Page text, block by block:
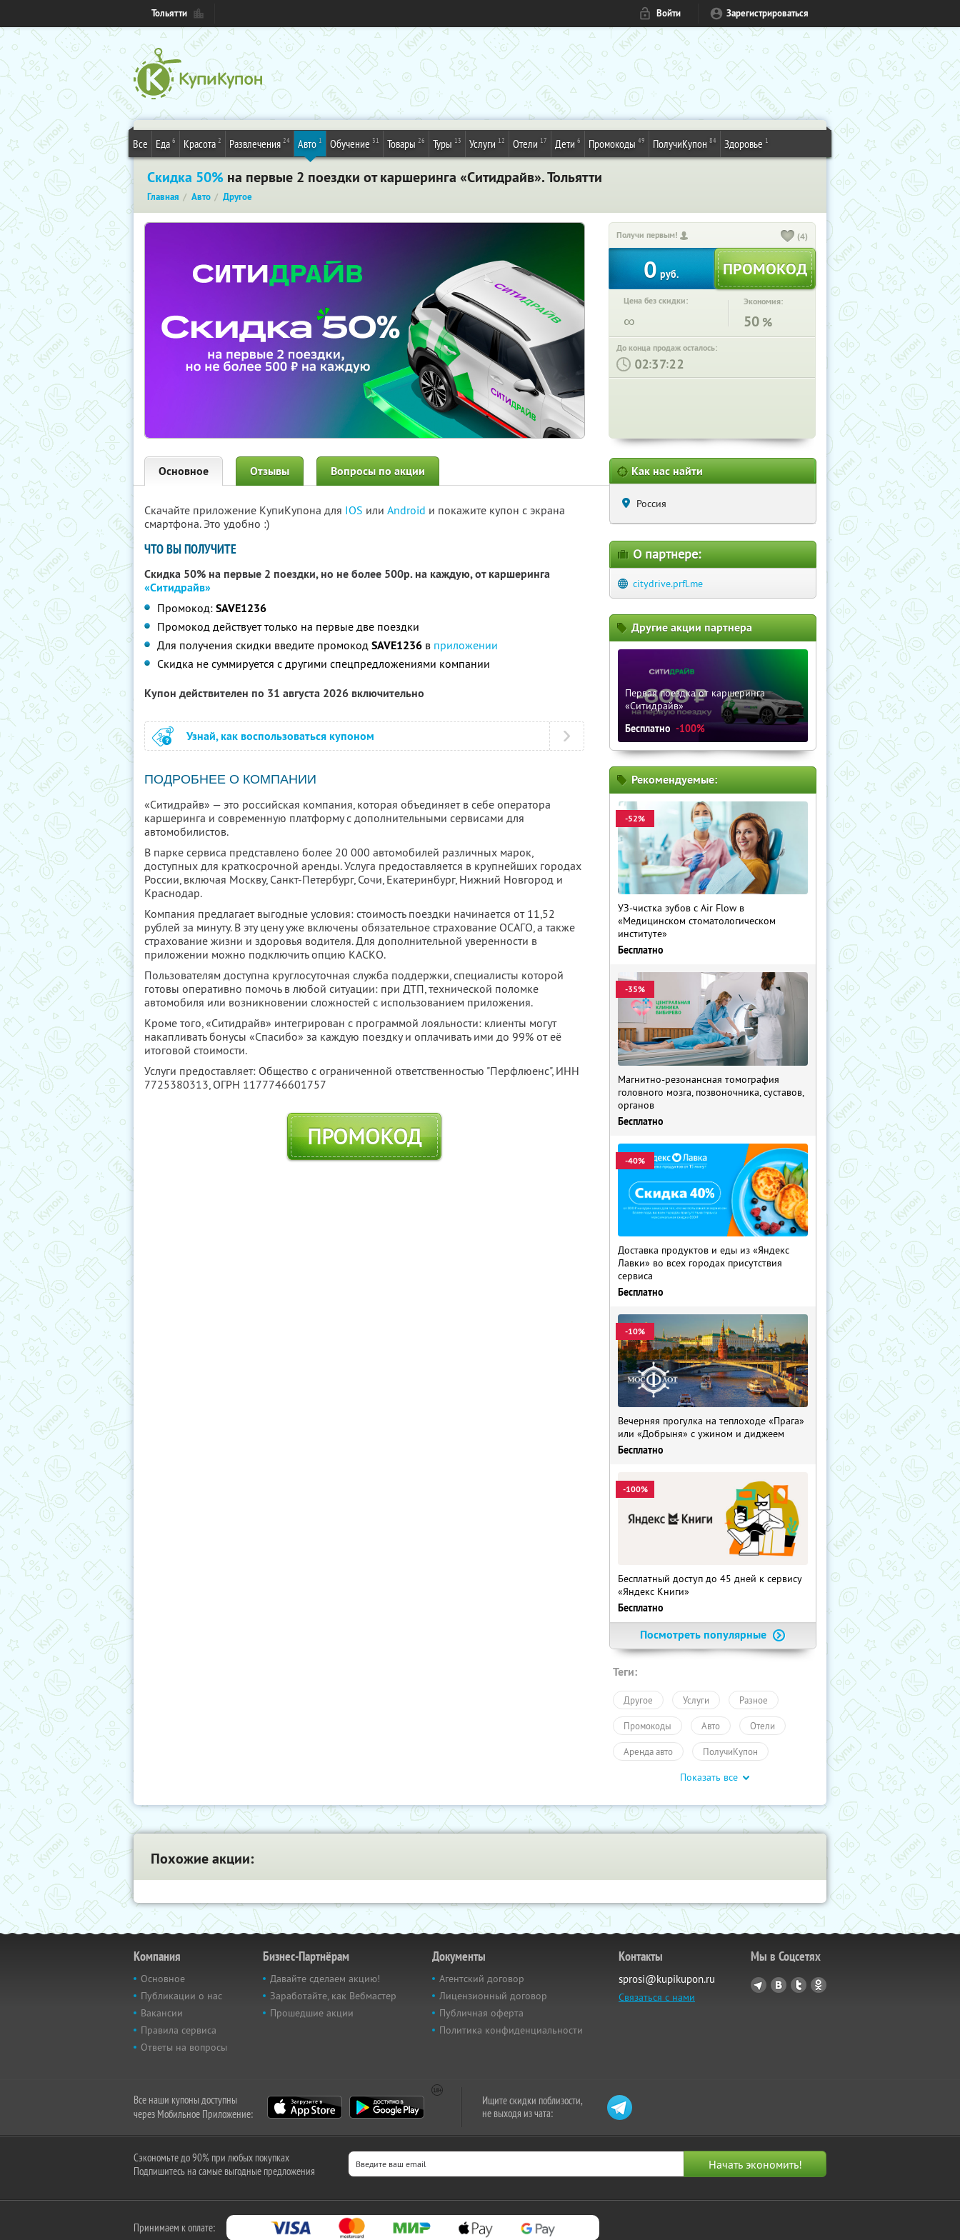
Тольятти Войти Зарегистрироваться
Все Еда 6 Красота 2 Развлечения 24 Авто 1 Обучение 31 Товары 26 Туры 13 Услуги 12 Отели 17 Дети 6 Промокоды 49 ПолучиКупон 84 Здоровье 1
Скидка 50% на первые 2 поездки от каршеринга «Ситидрайв». Тольятти
Главная Авто Другое
Получи первым! (4)
0 руб.
Цена без скидки:
∞
Экономия:
50 %
До конца продаж осталось:
: :
Основное Отзывы Вопросы по акции
Скачайте приложение КупиКупона для IOS или Android и покажите купон с экрана
смартфона. Это удобно :)
ЧТО ВЫ ПОЛУЧИТЕ
Скидка 50% на первые 2 поездки, но не более 500р. на каждую, от каршеринга
«Ситидрайв»
Промокод: SAVE1236
Промокод действует только на первые две поездки
Для получения скидки введите промокод SAVE1236 в приложении
Скидка не суммируется с другими спецпредложениями компании
Купон действителен по 31 августа 2026 включительно
Узнай, как воспользоваться купоном
ПОДРОБНЕЕ О КОМПАНИИ
«Ситидрайв» — это российская компания, которая объединяет в себе оператора
каршеринга и современную платформу с дополнительными сервисами для
автомобилистов.
В парке сервиса представлено более 20 000 автомобилей различных марок,
доступных для краткосрочной аренды. Услуга предоставляется в крупнейших городах
России, включая Москву, Санкт-Петербург, Сочи, Екатеринбург, Нижний Новгород и
Краснодар.
Компания предлагает выгодные условия: стоимость поездки начинается от 11,52
рублей за минуту. В эту цену уже включены обязательное страхование ОСАГО, а также
страхование жизни и здоровья водителя. Для дополнительной уверенности в
приложении можно подключить опцию КАСКО.
Пользователям доступна круглосуточная служба поддержки, специалисты которой
готовы оперативно помочь в любой ситуации: при ДТП, технической поломке
автомобиля или возникновении сложностей с использованием приложения.
Кроме того, «Ситидрайв» интегрирован с программой лояльности: клиенты могут
накапливать бонусы «Спасибо» за каждую поездку и оплачивать ими до 99% от её
итоговой стоимости.
Услуги предоставляет: Общество с ограниченной ответственностью "Перфлюенс", ИНН
7725380313, ОГРН 1177746601757
ПРОМОКОД
Как нас найти
Россия
О партнере:
citydrive.prfl.me
Другие акции партнера
Первая поездка от каршеринга
«Ситидрайв»
Бесплатно -100%
Рекомендуемые:
-52%
УЗ-чистка зубов с Air Flow в
«Медицинском стоматологическом
институте»
Бесплатно
-35%
Магнитно-резонансная томография
головного мозга, позвоночника, суставов,
органов
Бесплатно
-40%
Доставка продуктов и еды из «Яндекс
Лавки» во всех городах присутствия
сервиса
Бесплатно
-10%
Вечерняя прогулка на теплоходе «Прага»
или «Добрыня» с ужином и диджеем
Бесплатно
-100%
Бесплатный доступ до 45 дней к сервису
«Яндекс Книги»
Бесплатно
Посмотреть популярные
Теги:
Другое Услуги Разное
Промокоды Авто Отели
Аренда авто ПолучиКупон
Показать все
Похожие акции:
Компания
Основное
Публикации о нас
Вакансии
Правила сервиса
Ответы на вопросы
Бизнес-Партнёрам
Давайте сделаем акцию!
Заработайте, как Вебмастер
Прошедшие акции
Документы
Агентский договор
Лицензионный договор
Публичная оферта
Политика конфиденциальности
Контакты
sprosi@kupikupon.ru
Связаться с нами
Мы в Соцсетях
Все наши купоны доступны
через Мобильное Приложение:
Ищите скидки поблизости,
не выходя из чата:
Сэкономьте до 90% при любых покупках
Подпишитесь на самые выгодные предложения
Принимаем к оплате: